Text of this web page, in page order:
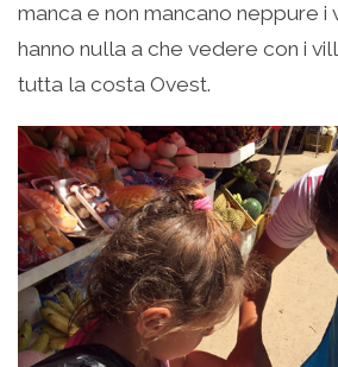
manca e non mancano neppure i
hanno nulla a che vedere con i
tutta la costa Ovest.